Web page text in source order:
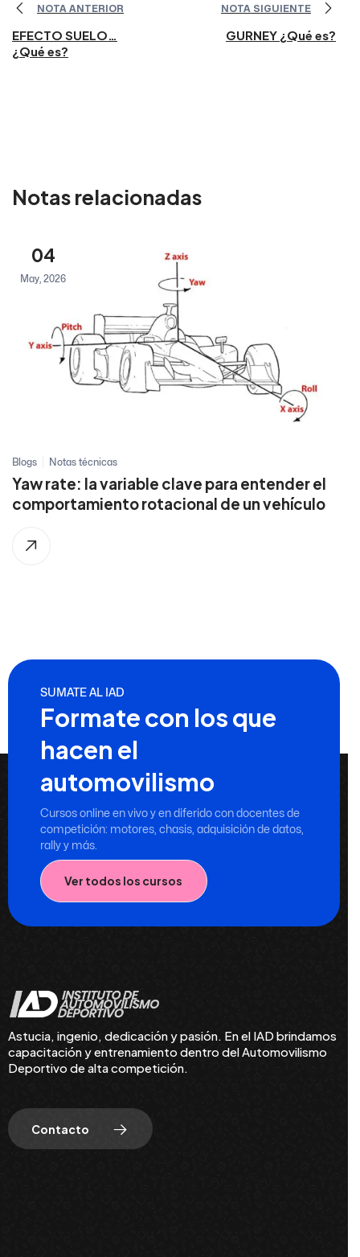
NOTA ANTERIOR
EFECTO SUELO…
¿Qué es?
NOTA SIGUIENTE
GURNEY ¿Qué es?
Notas relacionadas
04
May, 2026
Blogs Notas técnicas
Yaw rate: la variable clave para entender el
comportamiento rotacional de un vehículo
SUMATE AL IAD
Formate con los que
hacen el
automovilismo
Cursos online en vivo y en diferido con docentes de
competición: motores, chasis, adquisición de datos,
rally y más.
Ver todos los cursos
Astucia, ingenio, dedicación y pasión. En el IAD brindamos
capacitación y entrenamiento dentro del Automovilismo
Deportivo de alta competición.
Contacto